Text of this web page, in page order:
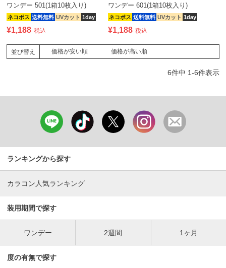
ワンデー 501(1箱10枚入り)
ネコポス 送料無料 UVカット 1day
¥1,188 税込
ワンデー 601(1箱10枚入り)
ネコポス 送料無料 UVカット 1day
¥1,188 税込
並び替え 価格が安い順 価格が高い順
6件中 1-6件表示
ランキングから探す
カラコン人気ランキング
装用期間で探す
ワンデー 2週間 1ヶ月
度の有無で探す